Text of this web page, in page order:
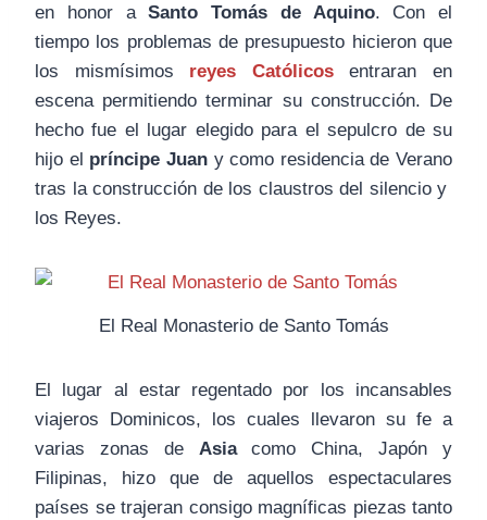
en honor aSanto Tomás de Aquino. Con el
tiempo los problemas de presupuesto hicieron que
los mismísimos reyes Católicosentraran en
escena permitiendo terminar su construcción. De
hecho fue el lugar elegido para el sepulcro de su
hijo el príncipe Juany como residencia de Verano
tras la construcción de los claustros del silencio y
los Reyes.
El Real Monasterio de Santo Tomás
El lugar al estar regentado por los incansables
viajeros Dominicos, los cuales llevaron su fe a
varias zonas de Asiacomo China, Japón y
Filipinas, hizo que de aquellos espectaculares
países se trajeran consigo magníficas piezas tanto